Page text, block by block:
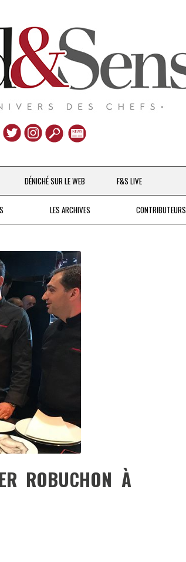
Aller
au
contenu
DÉNICHÉ SUR LE WEB F&S LIVE
LES ARCHIVES CONTRIBUTEURS
ROBUCHON À